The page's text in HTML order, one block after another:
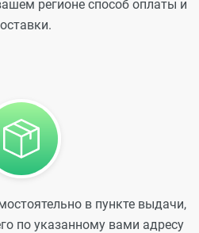
регионе способ оплаты и
в пункте выдачи,
по указанному вами адресу